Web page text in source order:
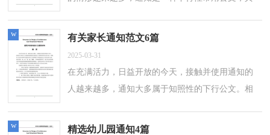
公度文，布置工作、传达事项等。相信写通知...
有关家长通知范文6篇
2025-03-31
在充满活力，日益开放的今天，接触并使用通知的
人越来越多，通知大多属于知照性的下行公文。相
编帮大家整理的家长通知6篇，供大家参考...
w
精选幼儿园通知4篇
w